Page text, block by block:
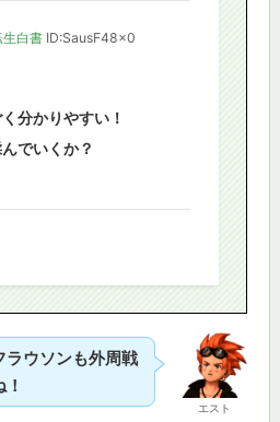
生白書 ID:SausF48x0
分かりやすい！
でいくか？
エスト
ラウソンも外周戦